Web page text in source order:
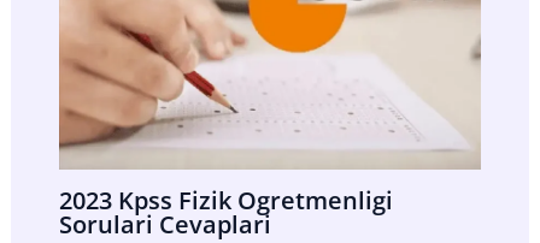
2023 Kpss Fizik Ogretmenligi
Sorulari Cevaplari